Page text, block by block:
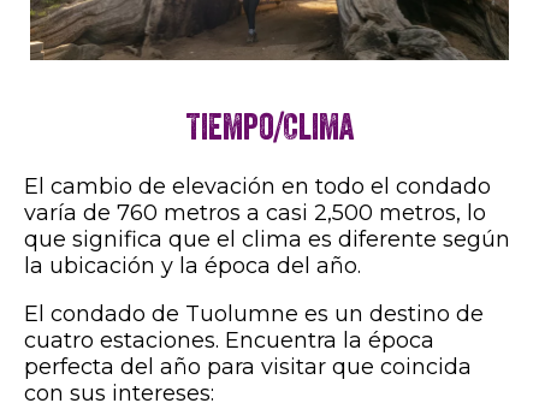
Tiempo/Clima
El cambio de elevación en todo el condado
varía de 760 metros a casi 2,500 metros, lo
que significa que el clima es diferente según
la ubicación y la época del año.
El condado de Tuolumne es un destino de
cuatro estaciones. Encuentra la época
perfecta del año para visitar que coincida
con sus intereses: